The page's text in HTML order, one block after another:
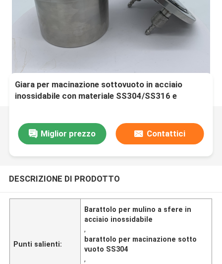
Giara per macinazione sottovuoto in acciaio
inossidabile con materiale SS304/SS316 e
Miglior prezzo
Contattici
DESCRIZIONE DI PRODOTTO
Punti salienti:
Barattolo per mulino a sfere in
acciaio inossidabile
,
barattolo per macinazione sotto
vuoto SS304
,